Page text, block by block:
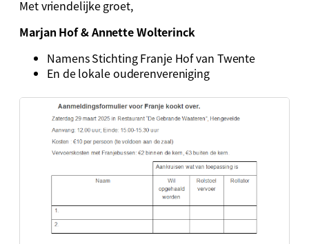
Met vriendelijke groet,
Marjan Hof & Annette Wolterinck
Namens Stichting Franje Hof van Twente
En de lokale ouderenvereniging